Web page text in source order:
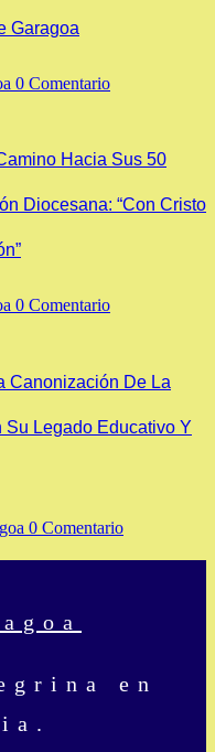
Garagoa
0 Comentario
Hacia Sus 50
Diocesana: “Con Cristo
0 Comentario
Canonización De La
Su Legado Educativo Y
0 Comentario
en